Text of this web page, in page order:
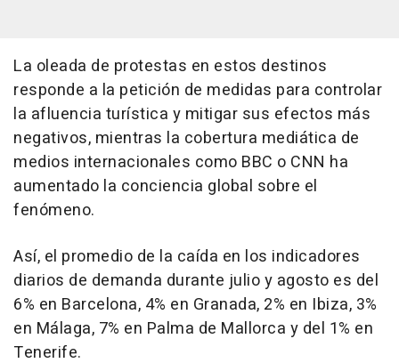
La oleada de protestas en estos destinos
responde a la petición de medidas para controlar
la afluencia turística y mitigar sus efectos más
negativos, mientras la cobertura mediática de
medios internacionales como BBC o CNN ha
aumentado la conciencia global sobre el
fenómeno.
Así, el promedio de la caída en los indicadores
diarios de demanda durante julio y agosto es del
6% en Barcelona, 4% en Granada, 2% en Ibiza, 3%
en Málaga, 7% en Palma de Mallorca y del 1% en
Tenerife.